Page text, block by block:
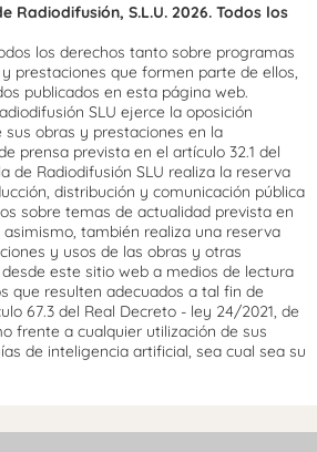
Radiodifusión, S.L.U. 2026. Todos los
los derechos tanto sobre programas
prestaciones que formen parte de ellos,
publicados en esta página web.
SLU ejerce la oposición
obras y prestaciones en la
prensa prevista en el artículo 32.1 del
de Radiodifusión SLU realiza la reserva
distribución y comunicación pública
sobre temas de actualidad prevista en
asimismo, también realiza una reserva
y usos de las obras y otras
este sitio web a medios de lectura
que resulten adecuados a tal fin de
67.3 del Real Decreto - ley 24/2021, de
frente a cualquier utilización de sus
de inteligencia artificial, sea cual sea su